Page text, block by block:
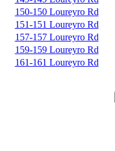
150-150 Loureyro Rd
151-151 Loureyro Rd
157-157 Loureyro Rd
159-159 Loureyro Rd
161-161 Loureyro Rd